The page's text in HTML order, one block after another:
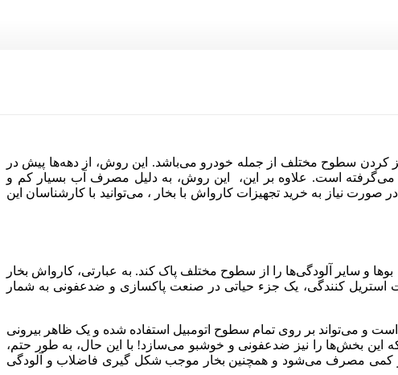
کردن سطوح مختلف از جمله خودرو می‌باشد. این روش، از دهه‌ها پیش در
می‌گرفته است. علاوه بر این، این روش، به دلیل مصرف آب بسیار کم و
نیاز به خرید تجهیزات کارواش با بخار ، می‌توانید با کارشناسان این
و سایر آلودگی‌ها را از سطوح مختلف پاک کند. به عبارتی، کارواش بخار
استریل کنندگی، یک جزء حیاتی در صنعت پاکسازی و ضدعفونی به شمار
و می‌تواند بر روی تمام سطوح اتومبیل استفاده شده و یک ظاهر بیرونی
این بخش‌ها را نیز ضدعفونی و خوشبو می‌سازد! با این حال، به طور حتم،
کمی مصرف می‌شود و همچنین بخار موجب شکل گیری فاضلاب و آلودگی